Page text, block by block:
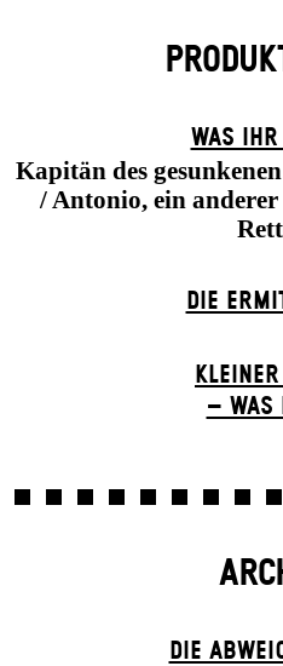
WAS IHR
Kapitän des
/ Antonio, ein
DIE
– WAS
DIE